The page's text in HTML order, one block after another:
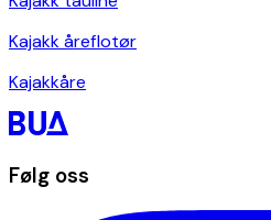
Kajakk åreflotør
Kajakkåre
Følg oss